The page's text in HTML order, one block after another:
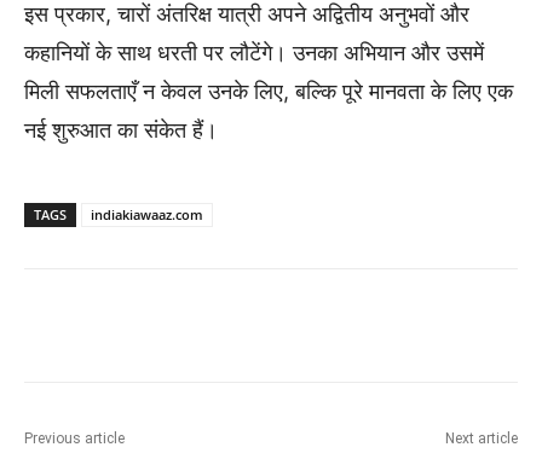
इस प्रकार, चारों अंतरिक्ष यात्री अपने अद्वितीय अनुभवों और
कहानियों के साथ धरती पर लौटेंगे। उनका अभियान और उसमें
मिली सफलताएँ न केवल उनके लिए, बल्कि पूरे मानवता के लिए एक
नई शुरुआत का संकेत हैं।
TAGS indiakiawaaz.com
Previous article Next article